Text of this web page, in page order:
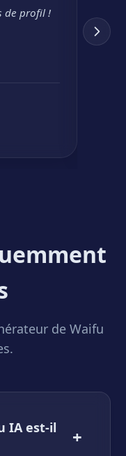
de profil !
de
de Waifu
IA est-il
+